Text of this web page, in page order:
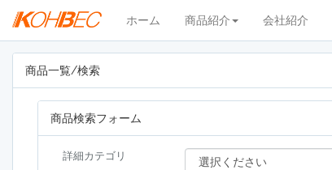
ホーム 商品紹介 会社紹介
商品一覧/検索
商品検索フォーム
詳細カテゴリ